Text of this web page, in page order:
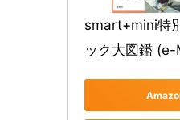
smart+mini特
ック大図鑑 (e-